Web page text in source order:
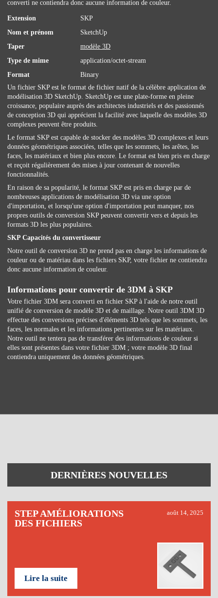
converti ne contiendra donc aucune information de couleur.
Extension
SKP
Nom et prénom
SketchUp
Taper
modèle 3D
Type de mime
application/octet-stream
Format
Binary
Un fichier SKP est le format de fichier natif de la célèbre application de
modélisation 3D SketchUp. SketchUp est une plate-forme en pleine
croissance, populaire auprès des architectes industriels et des passionnés
de conception 3D qui apprécient la facilité avec laquelle des modèles 3D
complexes peuvent être produits.
Le format SKP est capable de stocker des modèles 3D complexes et leurs
données géométriques associées, telles que les sommets, les arêtes, les
faces, les matériaux et bien plus encore. Le format est bien pris en charge
et reçoit régulièrement des mises à jour contenant de nouvelles
fonctionnalités.
En raison de sa popularité, le format SKP est pris en charge par de
nombreuses applications de modélisation 3D via une option
d'importation, et lorsqu'une option d'importation peut manquer, nos
propres outils de conversion SKP peuvent convertir vers et depuis les
formats 3D les plus populaires.
SKP Capacités du convertisseur
Notre outil de conversion 3D ne prend pas en charge les informations de
couleur ou de matériau dans les fichiers SKP, votre fichier ne contiendra
donc aucune information de couleur.
Informations pour convertir de 3DM à SKP
Votre fichier 3DM sera converti en fichier SKP à l'aide de notre outil
unifié de conversion de modèle 3D et de maillage. Notre outil 3DM 3D
effectue des conversions précises d'éléments 3D tels que les sommets, les
faces, les normales et les informations pertinentes sur les matériaux.
Notre outil ne tentera pas de transférer des informations de couleur si
elles sont présentes dans votre fichier 3DM ; votre modèle 3D final
contiendra uniquement des données géométriques.
DERNIÈRES NOUVELLES
STEP AMÉLIORATIONS
DES FICHIERS
août 14, 2025
Lire la suite